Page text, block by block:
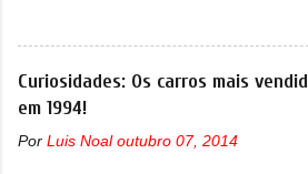
verificação e, se
motor do ventilador
ventilação e ar-
uma sobrecarga do
oficialmente a nova
mudanças visuais e
motor. Depois da
motor 1.0 12v Turbo
Curiosidades: Os carros mais
em 1994!
Por Luis Noal outubro 07, 2014